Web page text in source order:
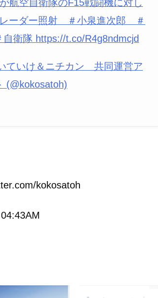
航空自衛隊のF15戦闘機に対し
ーダー照射 ＃小泉進次郎 ＃
衛隊 https://t.co/R4g8ndmcjd
ていけ＆ニチカン 共同運営ア
(@kokosatoh)
kokosatoh